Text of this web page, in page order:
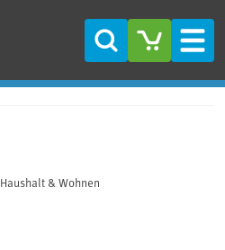
Suche
Haushalt & Wohnen